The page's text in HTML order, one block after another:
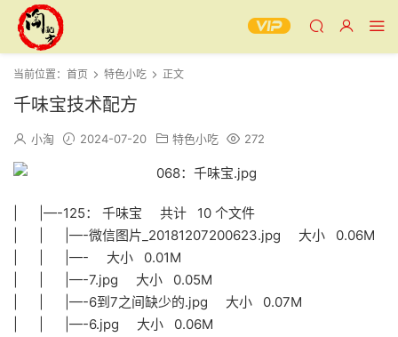
当前位置： 首页 特色小吃 正文
千味宝技术配方
小淘 2024-07-20 特色小吃 272
| |—-125： 千味宝 共计 10 个文件
| | |—-微信图片_20181207200623.jpg 大小 0.06M
| | |—- 大小 0.01M
| | |—-7.jpg 大小 0.05M
| | |—-6到7之间缺少的.jpg 大小 0.07M
| | |—-6.jpg 大小 0.06M